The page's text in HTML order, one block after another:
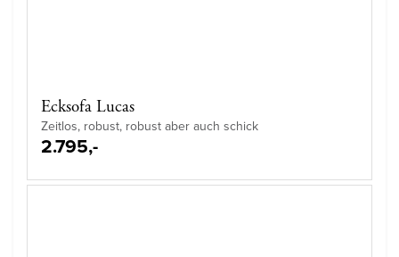
Ecksofa Lucas
Zeitlos, robust, robust aber auch schick
2.795,-